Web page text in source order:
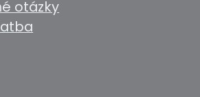
otázky